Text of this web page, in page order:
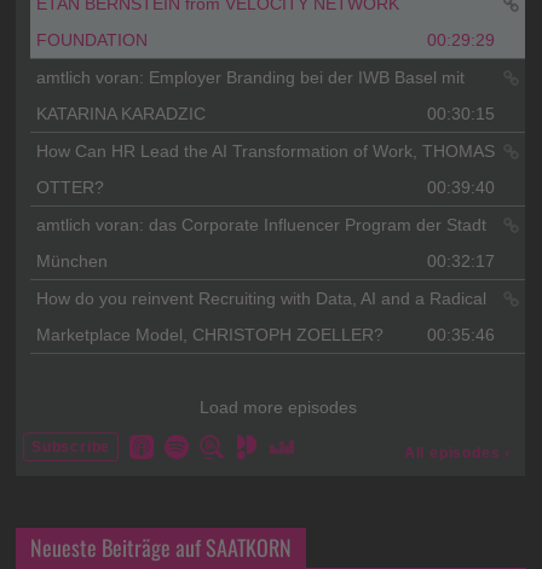
Neueste Beiträge auf SAATKORN